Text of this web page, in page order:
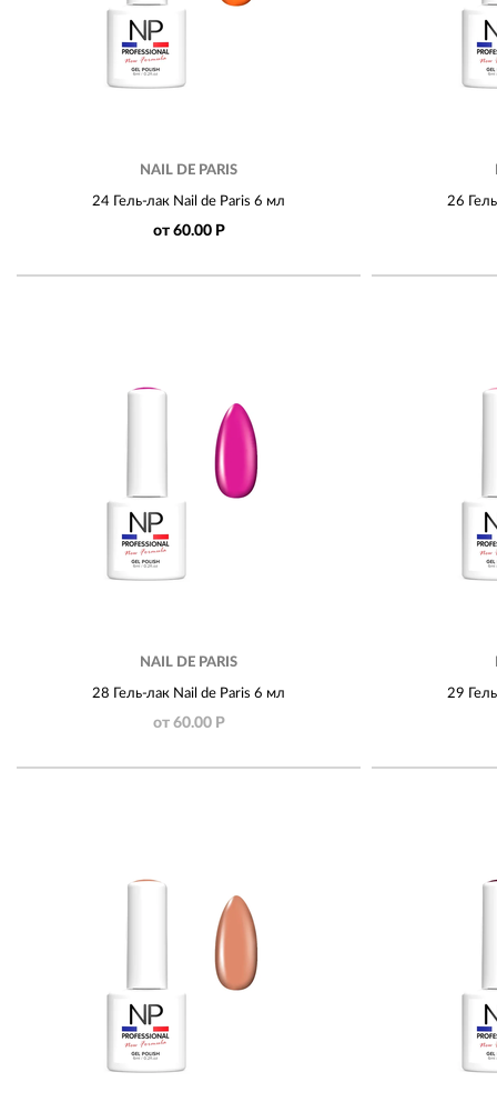
NAIL DE PARIS
24 Гель-лак Nail de Paris 6 мл
от 60.00 Р
26
NAIL DE PARIS
28 Гель-лак Nail de Paris 6 мл
от 60.00 Р
29